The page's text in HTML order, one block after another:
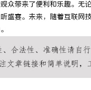
众带来了便利和乐趣。
盛宴。未来，随着互联
商标购买：即买即用，